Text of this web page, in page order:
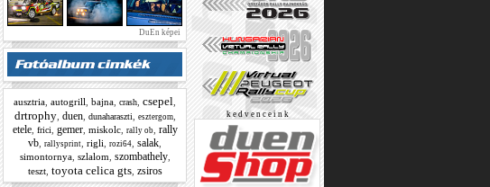
DuEn képei
ausztria autogrill bajna crash csepel
drtrophy, duen, dunaharaszti esztergom,
etele, frici gemer, miskolc, rally ob, rally
vb rallysprint rigli rozi64 salak
simontornya, szlalom szombathely,
teszt, toyota celica gts, zsiros
k e d v e n c e i n k